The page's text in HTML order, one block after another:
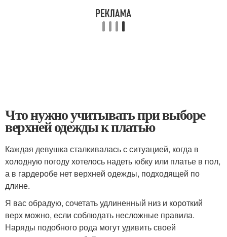
Что нужно учитывать при выборе
верхней одежды к платью
Каждая девушка сталкивалась с ситуацией, когда в
холодную погоду хотелось надеть юбку или платье в пол,
а в гардеробе нет верхней одежды, подходящей по
длине.
Я вас обрадую, сочетать удлиненный низ и короткий
верх можно, если соблюдать несложные правила.
Наряды подобного рода могут удивить своей